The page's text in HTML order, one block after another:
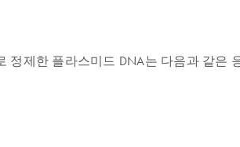
정제한 플라스미드 DNA는 다음과 같은